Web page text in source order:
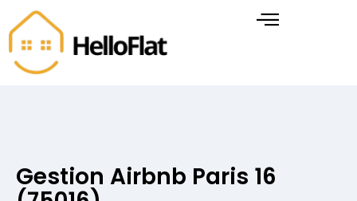
Gestion Airbnb Paris 16